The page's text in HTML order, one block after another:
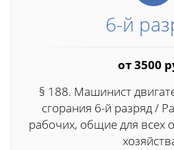
6-й
от 3500
§ 188. Машинист
сгорания 6-й разряд /
рабочих, общие для всех